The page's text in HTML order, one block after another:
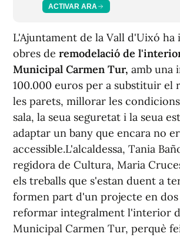
ACTIVAR ARA
L'Ajuntament de la Vall d'Uixó ha
obres de remodelació de
Municipal Carmen Tur, amb una
100.000 euros per a substituir el
les parets, millorar les
sala, la seua seguretat i la seua
adaptar un bany que encara no
accessible.L'alcaldessa, Tania
regidora de Cultura, Maria
els treballs que s'estan duent a
formen part d'un projecte en dos
reformar integralment l'interior
Municipal Carmen Tur, perquè